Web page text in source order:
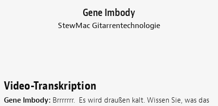
Gene Imbody
StewMac Gitarrentechnologie
Video-Transkription
Gene Imbody: Brrrrrrr. Es wird draußen kalt. Wissen Sie, was das